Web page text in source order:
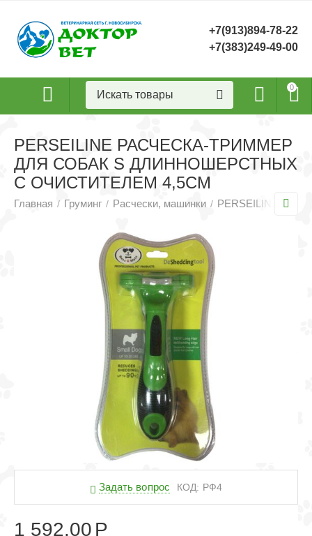
+7(913)894-78-22
+7(383)249-49-00
0
PERSEILINE РАСЧЕСКА-ТРИММЕР
ДЛЯ СОБАК S ДЛИННОШЕРСТНЫХ
С ОЧИСТИТЕЛЕМ 4,5СМ
Главная / Груминг / Расчески, машинки / PERSEILINE
Задать вопрос КОД: РФ4
1 592.00 Р